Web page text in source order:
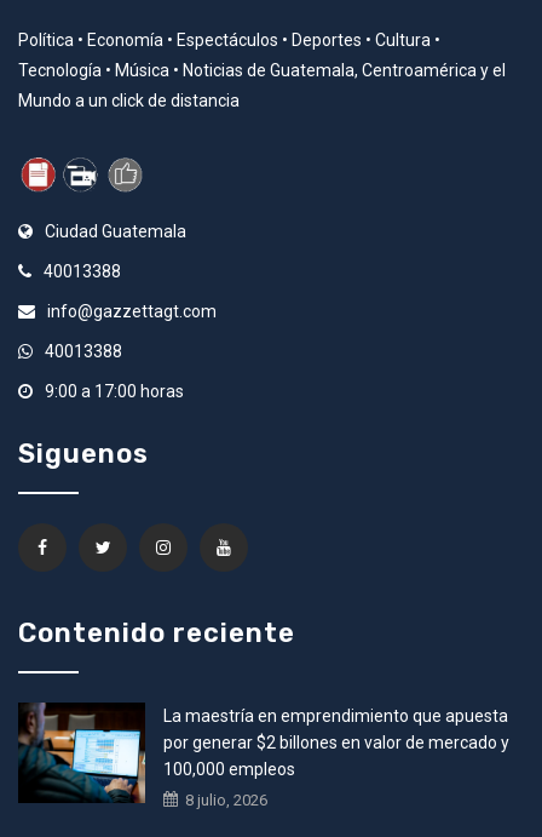
Política • Economía • Espectáculos • Deportes • Cultura •
Tecnología • Música • Noticias de Guatemala, Centroamérica y el
Mundo a un click de distancia
Ciudad Guatemala
40013388
info@gazzettagt.com
40013388
9:00 a 17:00 horas
Siguenos
Contenido reciente
La maestría en emprendimiento que apuesta
por generar $2 billones en valor de mercado y
100,000 empleos
8 julio, 2026